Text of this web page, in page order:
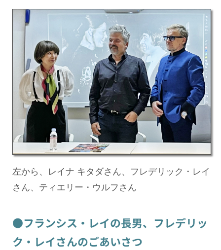
左から、レイナ キタダさん、フレデリック・レイ
さん、ティエリー・ウルフさん
●フランシス・レイの長男、フレデリッ
ク・レイさんのごあいさつ